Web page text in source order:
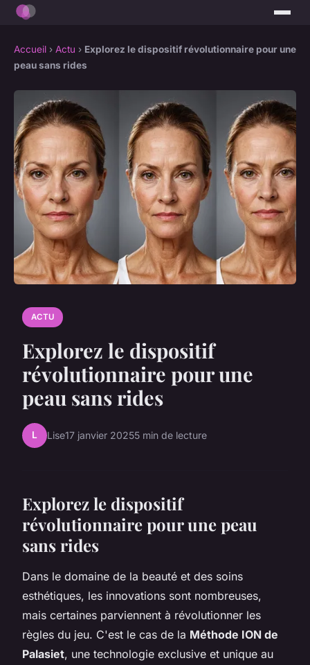
Accueil › Actu › Explorez le dispositif révolutionnaire pour une
peau sans rides
ACTU
Explorez le dispositif
révolutionnaire pour une
peau sans rides
L Lise17 janvier 20255 min de lecture
Explorez le dispositif
révolutionnaire pour une peau
sans rides
Dans le domaine de la beauté et des soins
esthétiques, les innovations sont nombreuses,
mais certaines parviennent à révolutionner les
règles du jeu. C'est le cas de la Méthode ION de
Palasiet, une technologie exclusive et unique au